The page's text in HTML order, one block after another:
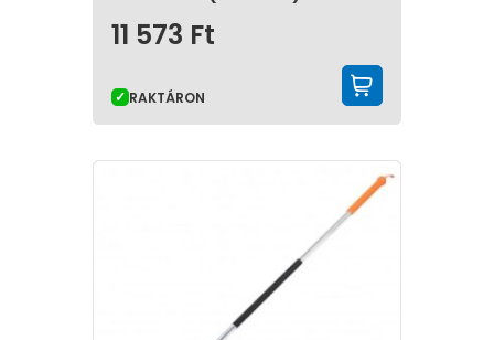
11 573 Ft
RAKTÁRON